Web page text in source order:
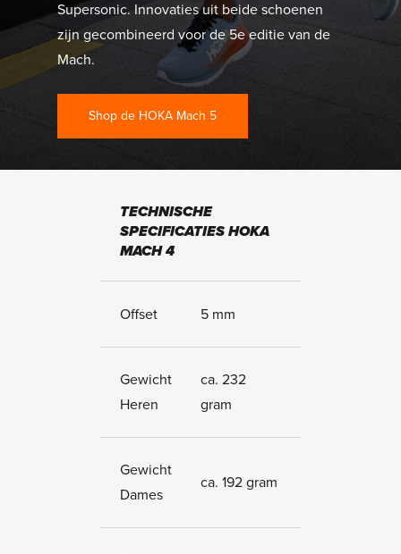
Supersonic. Innovaties uit beide schoenen
zijn gecombineerd voor de 5e editie van de
Mach.
Shop de HOKA Mach 5
TECHNISCHE
SPECIFICATIES HOKA
MACH 4
Offset 5 mm
Gewicht
Heren
ca. 232
gram
Gewicht
Dames
ca. 192 gram